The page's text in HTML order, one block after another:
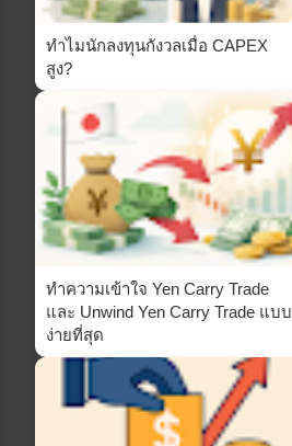
ทำไมนักลงทุนกังวลเมื่อ CAPEX
สูง?
ทำความเข้าใจ Yen Carry Trade
และ Unwind Yen Carry Trade แบบ
ง่ายที่สุด